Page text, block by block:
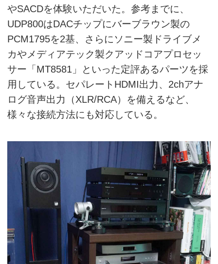
やSACDを体験いただいた。参考までに、
UDP800はDACチップにバーブラウン製の
PCM1795を2基、さらにソニー製ドライブメ
カやメディアテック製クアッドコアプロセッ
サー「MT8581」といった定評あるパーツを採
用している。セパレートHDMI出力、2chアナ
ログ音声出力（XLR/RCA）を備えるなど、
様々な接続方法にも対応している。